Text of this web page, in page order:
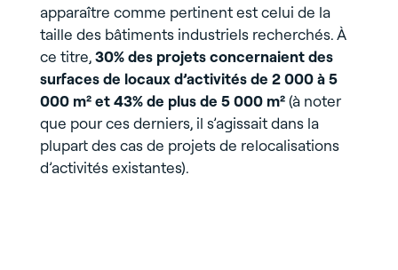
apparaître comme pertinent est celui de la
taille des bâtiments industriels recherchés. À
ce titre,30% des projets concernaient des
surfaces de locaux d’activités de 2 000 à 5
000 m² et 43% de plus de 5 000 m²(à noter
que pour ces derniers, il s’agissait dans la
plupart des cas de projets de relocalisations
d’activités existantes).